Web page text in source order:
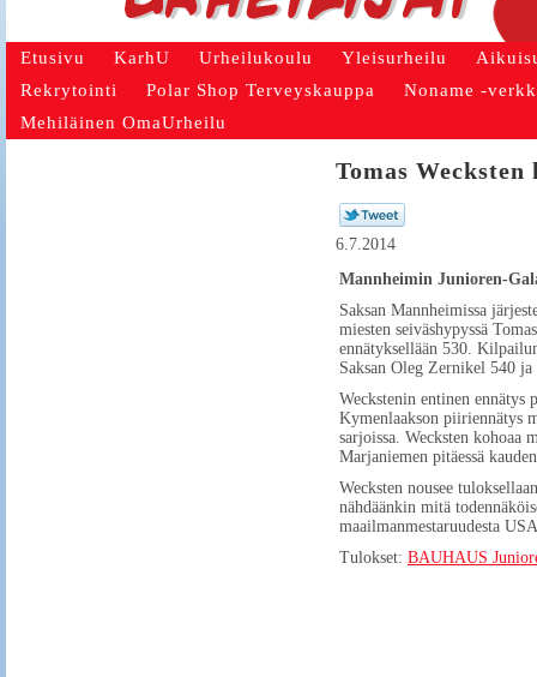
Etusivu KarhU Urheilukoulu Yleisurheilu
Rekrytointi
Polar Shop Terveyskauppa
Noname -
Mehiläinen OmaUrheilu
Tomas
6.7.2014
Mannheimin Junioren-
Saksan Mannheimissa
miesten seiväshypyssä
ennätyksellään 530.
Saksan Oleg Zernikel 540
Weckstenin entinen
Kymenlaakson piiriennätys
sarjoissa. Wecksten kohoaa
Marjaniemen pitäessä
Wecksten nousee
nähdäänkin mitä
maailmanmestaruudesta
Tulokset: BAUHAUS